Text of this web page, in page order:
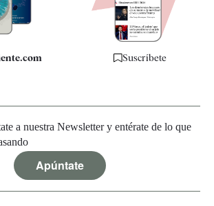
Suscríbete
a nuestra Newsletter y entérate de lo que
Apúntate